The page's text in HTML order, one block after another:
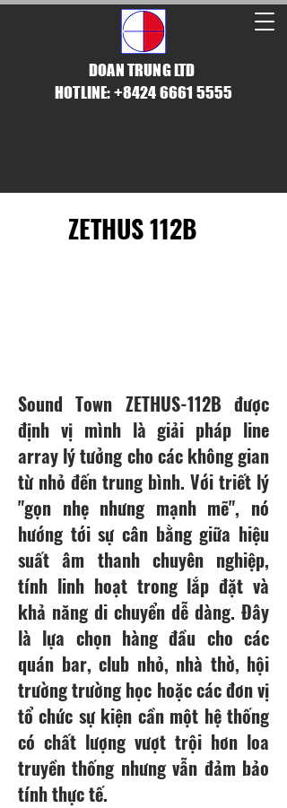
DOAN TRUNG LTD
HOTLINE: +8424 6661 5555
ZETHUS 112B
Sound Town ZETHUS-112B được
định vị mình là giải pháp line
array lý tưởng cho các không gian
từ nhỏ đến trung bình. Với triết lý
"gọn nhẹ nhưng mạnh mẽ", nó
hướng tới sự cân bằng giữa hiệu
suất âm thanh chuyên nghiệp,
tính linh hoạt trong lắp đặt và
khả năng di chuyển dễ dàng. Đây
là lựa chọn hàng đầu cho các
quán bar, club nhỏ, nhà thờ, hội
trường trường học hoặc các đơn vị
tổ chức sự kiện cần một hệ thống
có chất lượng vượt trội hơn loa
truyền thống nhưng vẫn đảm bảo
tính thực tế.